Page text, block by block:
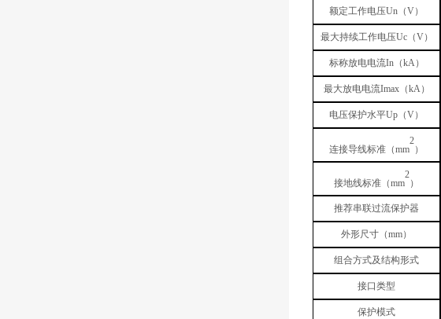
额定工作电压Un（V）
最大持续工作电压Uc（V）
标称放电电流In（kA）
最大放电电流Imax（kA）
电压保护水平Up（V）
连接导线标准（mm
2
）
接地线标准（mm
2
）
推荐串联过流保护器
外形尺寸（mm）
组合方式及结构形式
接口类型
保护模式